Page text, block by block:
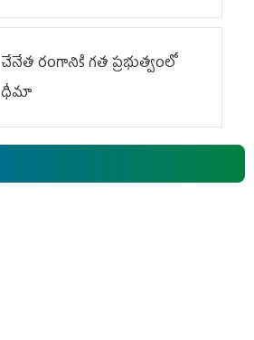
చేనేత రంగానికి గత ప్రభుత్వంలో
ధీమా